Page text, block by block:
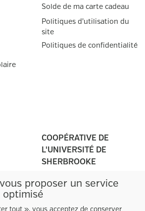
proposer un service
optimisé
Solde de ma carte cadeau
Politiques d'utilisation du
site
Politiques de confidentialité
COOPÉRATIVE DE
L'UNIVERSITÉ DE
SHERBROOKE
2500, boul. de l'Université